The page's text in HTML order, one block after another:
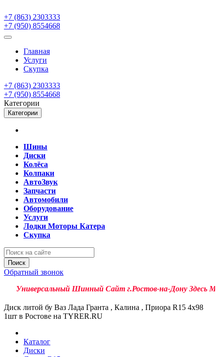
+7 (863) 2303333
+7 (950) 8554668
Главная
Услуги
Скупка
+7 (863) 2303333
+7 (950) 8554668
Категории
Категории
Шины
Диски
Колёса
Колпаки
АвтоЗвук
Запчасти
Автомобили
Оборудование
Услуги
Лодки Моторы Катера
Скупка
Поиск
Обратный звонок
Универсальный Шинный Сайт г.Ростов-на-Дону Здесь
Диск литой бу Ваз Лада Гранта , Калина , Приора R15 4x98
1шт в Ростове на TYRER.RU
Каталог
Диски